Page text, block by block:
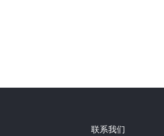
联系我们